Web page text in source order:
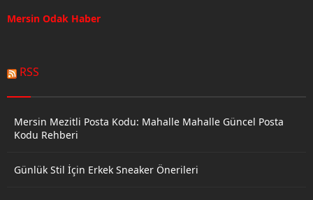
Mersin Odak Haber
RSS
Mersin Mezitli Posta Kodu: Mahalle Mahalle Güncel Posta
Kodu Rehberi
Günlük Stil İçin Erkek Sneaker Önerileri